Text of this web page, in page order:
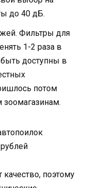
до 40 дБ.
Фильтры для
1-2 раза в
доступны в
потом
зоомагазинам.
качество, поэтому